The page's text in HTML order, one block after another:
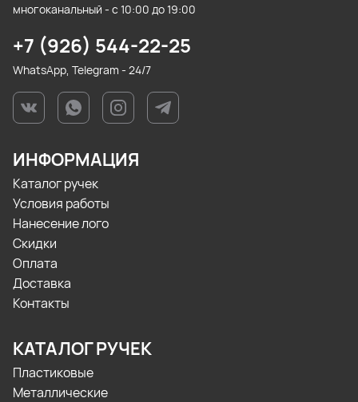
многоканальный - с 10:00 до 19:00
+7 (926) 544-22-25
WhatsApp, Telegram - 24/7
ИНФОРМАЦИЯ
Каталог ручек
Условия работы
Нанесение лого
Скидки
Оплата
Доставка
Контакты
КАТАЛОГ РУЧЕК
Пластиковые
Металлические